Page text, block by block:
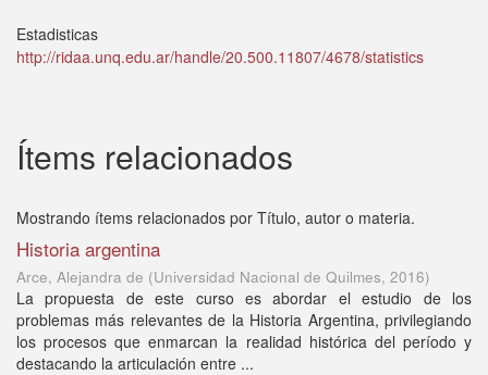
Estadisticas
http://ridaa.unq.edu.ar/handle/20.500.11807/4678/statistics
Ítems relacionados
Mostrando ítems relacionados por Título, autor o materia.
Historia argentina
Arce, Alejandra de (Universidad Nacional de Quilmes, 2016)
La propuesta de este curso es abordar el estudio de los
problemas más relevantes de la Historia Argentina, privilegiando
los procesos que enmarcan la realidad histórica del período y
destacando la articulación entre ...